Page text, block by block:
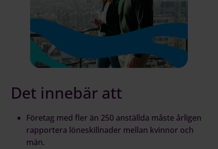
Det innebär att
Företag med fler än 250 anställda måste årligen
rapportera löneskillnader mellan kvinnor och
män.